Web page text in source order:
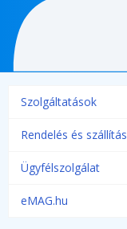
Szolgáltatások
Rendelés és szállítás
Ügyfélszolgálat
eMAG.hu